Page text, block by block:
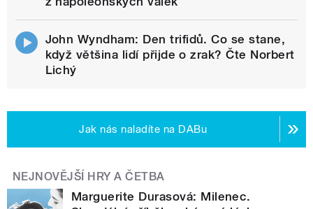
John Wyndham: Den trifidů. Co se stane,
když většina lidí přijde o zrak? Čte Norbert
Lichý
Jak nás naladíte na DABu
NEJNOVĚJŠÍ HRY A ČETBA
Marguerite Durasová: Milenec.